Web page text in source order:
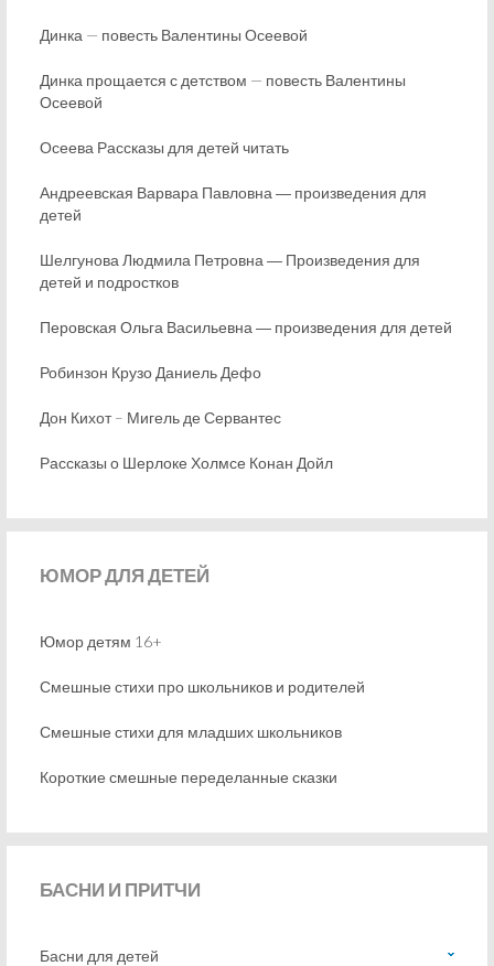
Динка — повесть Валентины Осеевой
Динка прощается с детством — повесть Валентины
Осеевой
Осеева Рассказы для детей читать
Андреевская Варвара Павловна ― произведения для
детей
Шелгунова Людмила Петровна ― Произведения для
детей и подростков
Перовская Ольга Васильевна ― произведения для детей
Робинзон Крузо Даниель Дефо
Дон Кихот – Мигель де Сервантес
Рассказы о Шерлоке Холмсе Конан Дойл
ЮМОРДЛЯ ДЕТЕЙ
Юмор детям 16+
Смешные стихи про школьников и родителей
Смешные стихи для младших школьников
Короткие смешные переделанные сказки
БАСНИ И ПРИТЧИ
Басни для детей